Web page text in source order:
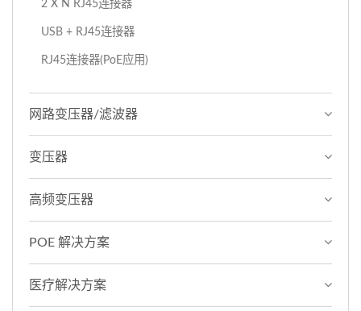
2 X N RJ45连接器
USB + RJ45连接器
RJ45连接器(PoE应用)
网路变压器/滤波器
变压器
高频变压器
POE 解决方案
医疗解决方案